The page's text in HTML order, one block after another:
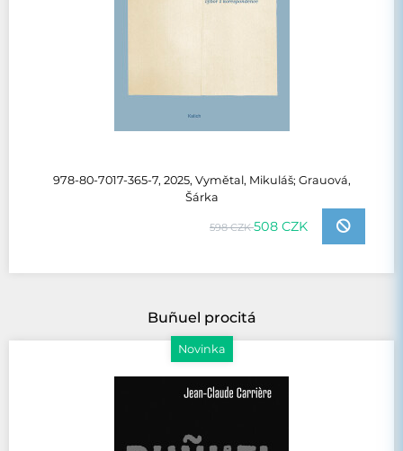
978-80-7017-365-7, 2025, Vymětal, Mikuláš; Grauová,
Šárka
598 CZK508 CZK
Novinka
Buñuel procitá